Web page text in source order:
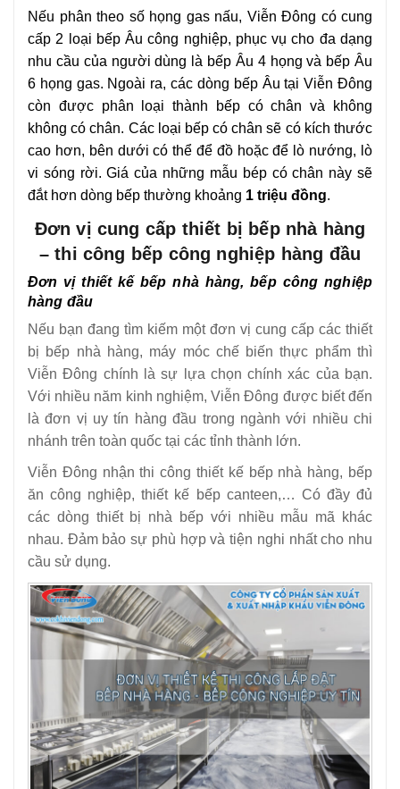
Nếu phân theo số họng gas nấu, Viễn Đông có cung
cấp 2 loại bếp Âu công nghiệp, phục vụ cho đa dạng
nhu cầu của người dùng là bếp Âu 4 họng và bếp Âu
6 họng gas. Ngoài ra, các dòng bếp Âu tại Viễn Đông
còn được phân loại thành bếp có chân và không
không có chân. Các loại bếp có chân sẽ có kích thước
cao hơn, bên dưới có thể để đồ hoặc để lò nướng, lò
vi sóng rời. Giá của những mẫu bép có chân này sẽ
đắt hơn dòng bếp thường khoảng 1 triệu đồng.
Đơn vị cung cấp thiết bị bếp nhà hàng
– thi công bếp công nghiệp hàng đầu
Đơn vị thiết kế bếp nhà hàng, bếp công nghiệp
hàng đầu
Nếu bạn đang tìm kiếm một đơn vị cung cấp các thiết
bị bếp nhà hàng, máy móc chế biến thực phẩm thì
Viễn Đông chính là sự lựa chọn chính xác của bạn.
Với nhiều năm kinh nghiệm, Viễn Đông được biết đến
là đơn vị uy tín hàng đầu trong ngành với nhiều chi
nhánh trên toàn quốc tại các tỉnh thành lớn.
Viễn Đông nhận thi công thiết kế bếp nhà hàng, bếp
ăn công nghiệp, thiết kế bếp canteen,… Có đầy đủ
các dòng thiết bị nhà bếp với nhiều mẫu mã khác
nhau. Đảm bảo sự phù hợp và tiện nghi nhất cho nhu
cầu sử dụng.